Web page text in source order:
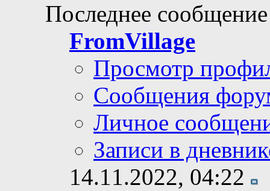
Последнее
FromVillage
Просмотр
Сообщения
Личное
Записи в
14.11.2022, 04:22